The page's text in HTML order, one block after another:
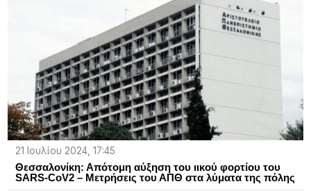
21 Ιουλίου 2024, 17:45
Θεσσαλονίκη: Απότομη αύξηση του ιικού φορτίου του
SARS-CoV2 – Μετρήσεις του ΑΠΘ στα λύματα της πόλης